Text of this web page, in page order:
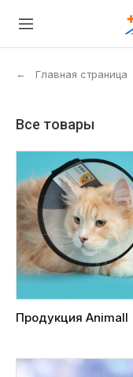
← Главная страница
Все товары
Продукция Animall